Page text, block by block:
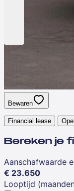
Bewaren
Financial lease
Bereken je
Aanschafwaarde
€ 23.650
Looptijd